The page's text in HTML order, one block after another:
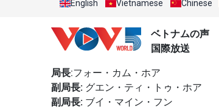
English Vietnamese Chinese
ベトナムの声
国際放送
局長:フォー・カム・ホア
副局長: グエン・ティ・トゥ・ホア
副局長: ブイ・マイン・フン